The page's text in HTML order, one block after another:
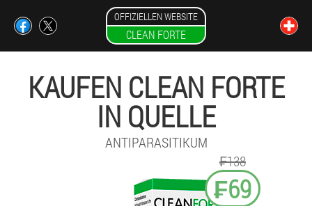
OFFIZIELLEN WEBSITE
CLEAN FORTE
KAUFEN CLEAN FORTE
IN QUELLE
ANTIPARASITIKUM
₣138
₣69